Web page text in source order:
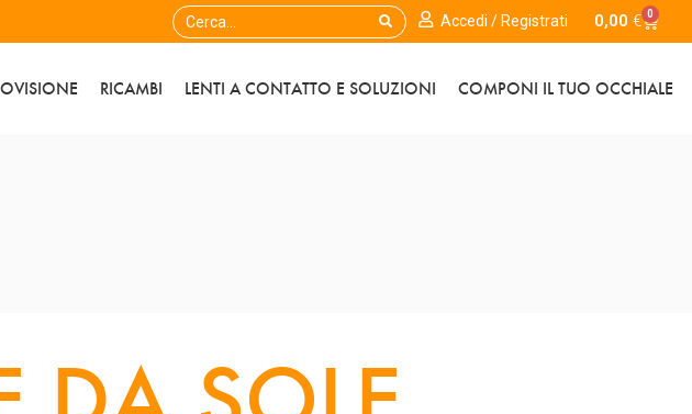
Accedi / Registrati 0,00 € 0
RICAMBI LENTI A CONTATTO E SOLUZIONI COMPONI IL TUO OCCHIALE